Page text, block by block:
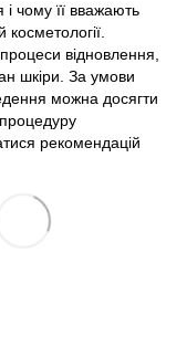
чому її вважають
відновлення,
шкіри. За умови
можна досягти
процедуру
рекомендацій